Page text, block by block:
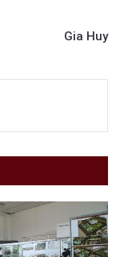
Gia Huy